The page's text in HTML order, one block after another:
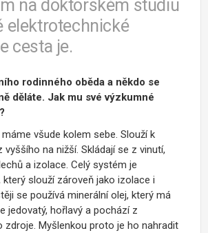
na doktorském studiu
elektrotechnické
cesta je.
rodinného oběda a někdo se
děláte. Jak mu své výzkumné
všude kolem sebe. Slouží k
vyššího na nižší. Skládají se z vinutí,
a izolace. Celý systém je
který slouží zároveň jako izolace i
se používá minerální olej, který má
jedovatý, hořlavý a pochází z
zdroje. Myšlenkou proto je ho nahradit